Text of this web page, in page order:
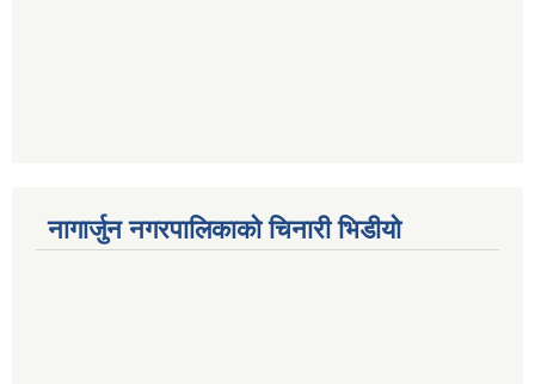
नागार्जुन नगरपालिकाको चिनारी भिडीयो